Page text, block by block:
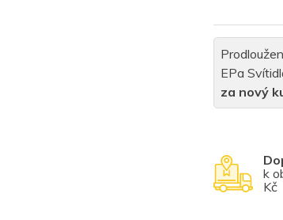
k
Kč
EPa
za nový